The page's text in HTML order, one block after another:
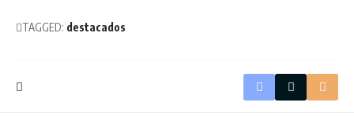
TAGGED: destacados